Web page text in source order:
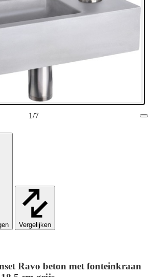
1/7
Vergelijken
Ravo beton met fonteinkraan